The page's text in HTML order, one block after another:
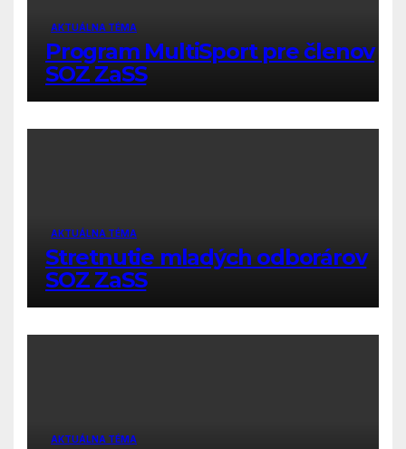
AKTUÁLNA TÉMA
Program MultiSport pre členov
SOZ ZaSS
AKTUÁLNA TÉMA
Stretnutie mladých odborárov
SOZ ZaSS
AKTUÁLNA TÉMA